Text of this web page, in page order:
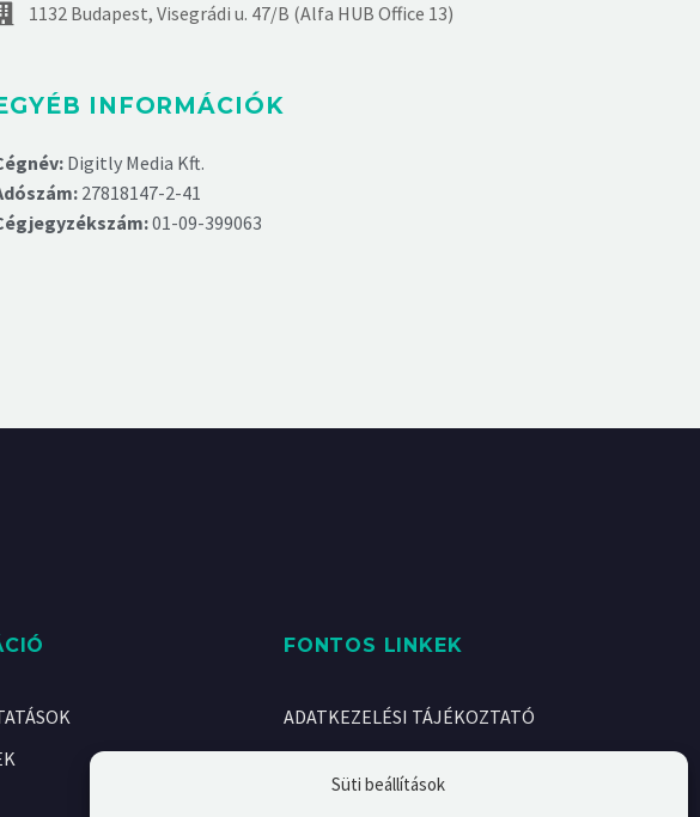
Süti beállítások
1132 Budapest, Visegrádi u. 47/B (Alfa HUB Office 13)
INFORMÁCIÓK
Digitly Media Kft.
27818147-2-41
01-09-399063
FONTOS LINKEK
ADATKEZELÉSI TÁJÉKOZTATÓ
KAPCSOLAT